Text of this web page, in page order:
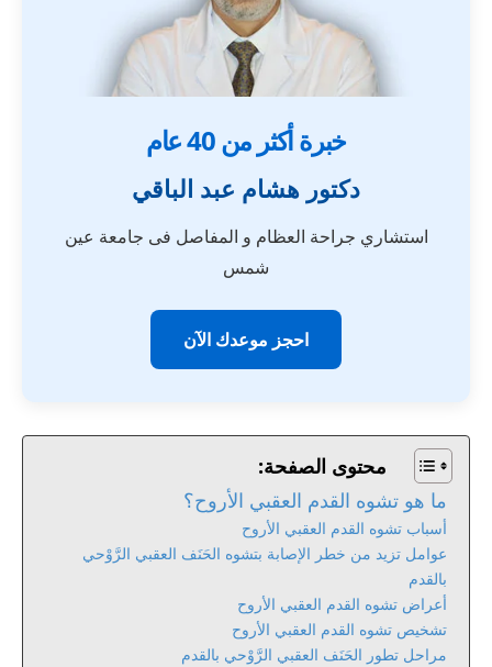
خبرة أكثر من 40 عام
دكتور هشام عبد الباقي
استشاري جراحة العظام و المفاصل فى جامعة عين
شمس
احجز موعدك الآن
محتوى الصفحة:
ما هو تشوه القدم العقبي الأروح؟
أسباب تشوه القدم العقبي الأروح
عوامل تزيد من خطر الإصابة بتشوه الحَنَف العقبي الرَّوْحي
بالقدم
أعراض تشوه القدم العقبي الأروح
تشخيص تشوه القدم العقبي الأروح
مراحل تطور الحَنَف العقبي الرَّوْحي بالقدم